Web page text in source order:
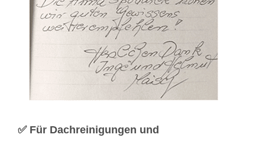
✅ Für Dachreinigungen und